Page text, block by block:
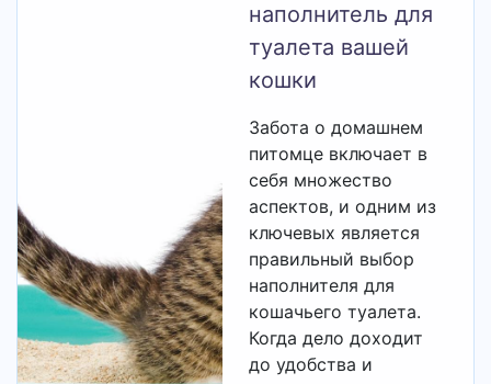
наполнитель для
туалета вашей
кошки
Забота о домашнем
питомце включает в
себя множество
аспектов, и одним из
ключевых является
правильный выбор
наполнителя для
кошачьего туалета.
Когда дело доходит
до удобства и